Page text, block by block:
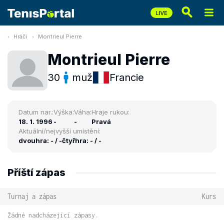
Hráči Montrieul Pierre
Montrieul Pierre
30 muž Francie
Datum nar.:
18. 1. 1996
Výška:
-
Váha:
-
Hraje rukou:
Pravá
Aktuální/nejvyšší umístění:
dvouhra: - / -čtyřhra: - / -
Příští zápas
Turnaj a zápas Kurs
Žádné nadcházející zápasy.